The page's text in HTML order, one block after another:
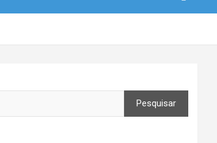
Pesquisar